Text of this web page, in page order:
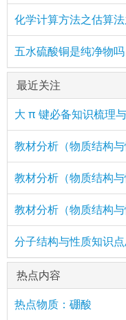
化学计算方法之估算
五水硫酸铜是纯净物吗
最近关注
大 π 键必备知识梳理
教材分析（物质结构
教材分析（物质结构
教材分析（物质结构
分子结构与性质知识
热点内容
热点物质：硼酸